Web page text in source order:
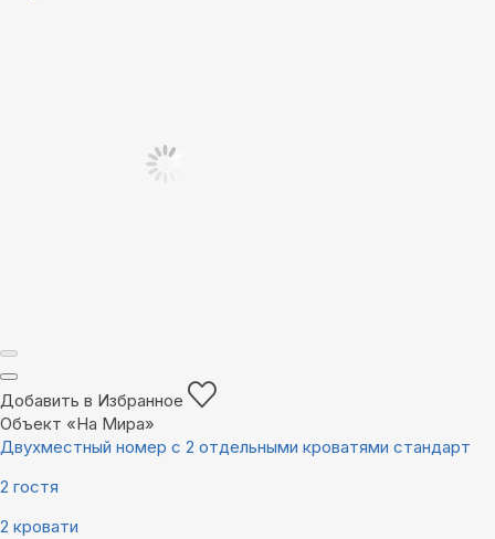
Добавить в Избранное
Объект «На Мира»
Двухместный номер с 2 отдельными кроватями стандарт
2 гостя
2 кровати